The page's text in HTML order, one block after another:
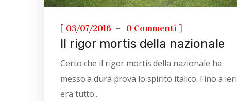
[ 03/07/2016 0 Commenti ]
Il rigor mortis della nazionale
Certo che il rigor mortis della nazionale ha
messo a dura prova lo spirito italico. Fino a ieri
era tutto...